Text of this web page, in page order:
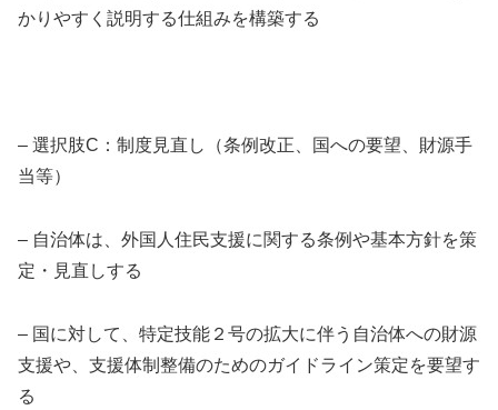
かりやすく説明する仕組みを構築する
– 選択肢C：制度見直し（条例改正、国への要望、財源手
当等）
– 自治体は、外国人住民支援に関する条例や基本方針を策
定・見直しする
– 国に対して、特定技能２号の拡大に伴う自治体への財源
支援や、支援体制整備のためのガイドライン策定を要望す
る